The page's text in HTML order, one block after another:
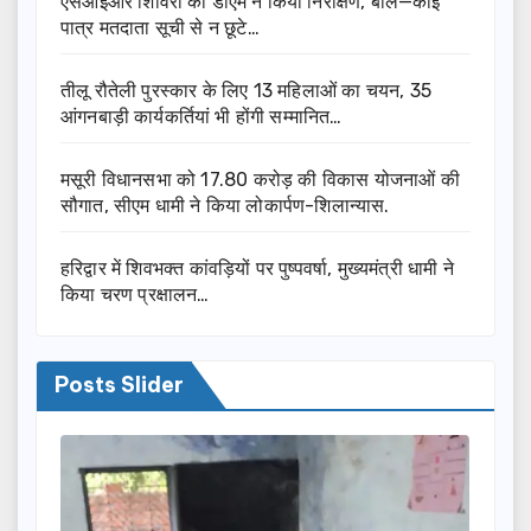
पात्र मतदाता सूची से न छूटे…
तीलू रौतेली पुरस्कार के लिए 13 महिलाओं का चयन, 35
आंगनबाड़ी कार्यकर्तियां भी होंगी सम्मानित…
मसूरी विधानसभा को 17.80 करोड़ की विकास योजनाओं की
सौगात, सीएम धामी ने किया लोकार्पण-शिलान्यास.
हरिद्वार में शिवभक्त कांवड़ियों पर पुष्पवर्षा, मुख्यमंत्री धामी ने
किया चरण प्रक्षालन…
Posts Slider